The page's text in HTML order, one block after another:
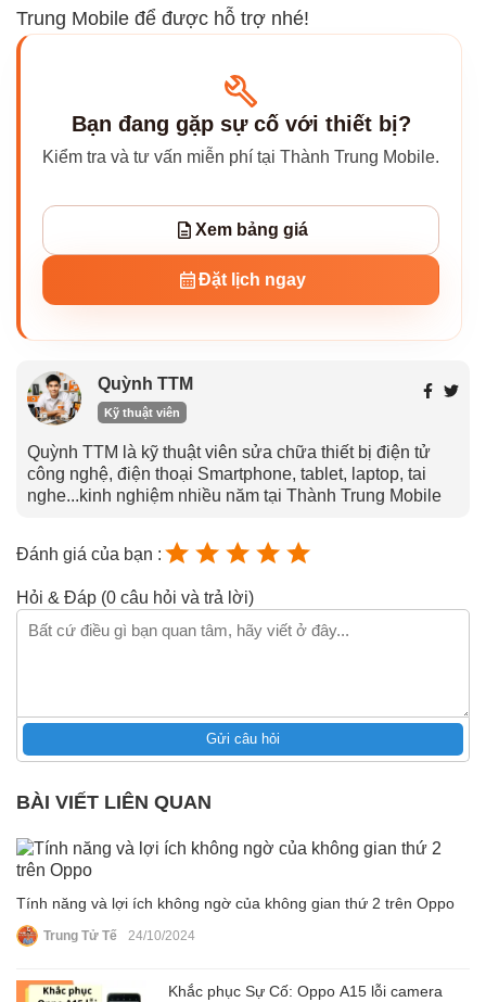
Trung Mobile để được hỗ trợ nhé!
Bạn đang gặp sự cố với thiết bị?
Kiểm tra và tư vấn miễn phí tại Thành Trung Mobile.
Xem bảng giá
Đặt lịch ngay
Quỳnh TTM
Kỹ thuật viên
Quỳnh TTM là kỹ thuật viên sửa chữa thiết bị điện tử
công nghệ, điện thoại Smartphone, tablet, laptop, tai
nghe...kinh nghiệm nhiều năm tại Thành Trung Mobile
Đánh giá của bạn :
Hỏi & Đáp (0 câu hỏi và trả lời)
Gửi câu hỏi
BÀI VIẾT LIÊN QUAN
Tính năng và lợi ích không ngờ của không gian thứ 2 trên Oppo
Trung Tử Tế 24/10/2024
Khắc phục Sự Cố: Oppo A15 lỗi camera